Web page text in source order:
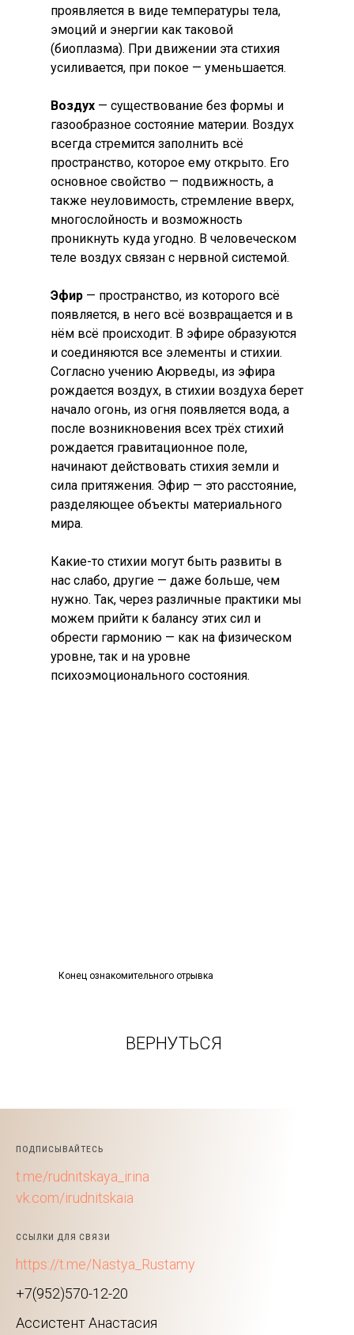
проявляется в виде температуры тела,
эмоций и энергии как таковой
(биоплазма). При движении эта стихия
усиливается, при покое — уменьшается.
Воздух — существование без формы и
газообразное состояние материи. Воздух
всегда стремится заполнить всё
пространство, которое ему открыто. Его
основное свойство — подвижность, а
также неуловимость, стремление вверх,
многослойность и возможность
проникнуть куда угодно. В человеческом
теле воздух связан с нервной системой.
Эфир — пространство, из которого всё
появляется, в него всё возвращается и в
нём всё происходит. В эфире образуются
и соединяются все элементы и стихии.
Согласно учению Аюрведы, из эфира
рождается воздух, в стихии воздуха берет
начало огонь, из огня появляется вода, а
после возникновения всех трёх стихий
рождается гравитационное поле,
начинают действовать стихия земли и
сила притяжения. Эфир — это расстояние,
разделяющее объекты материального
мира.
Какие-то стихии могут быть развиты в
нас слабо, другие — даже больше, чем
нужно. Так, через различные практики мы
можем прийти к балансу этих сил и
обрести гармонию — как на физическом
уровне, так и на уровне
психоэмоционального состояния.
Конец ознакомительного отрывка
ВЕРНУТЬСЯ
ПОДПИСЫВАЙТЕСЬ
t.me/rudnitskaya_irina
vk.com/irudnitskaia
ССЫЛКИ ДЛЯ СВЯЗИ
https://t.me/Nastya_Rustamy
+7(952)570-12-20
Ассистент Анастасия